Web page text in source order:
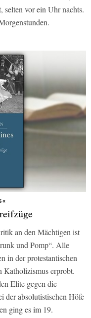
selten vor ein Uhr nachts.
an den Mächtigen ist
und Pomp“. Alle
in der protestantischen
Katholizismus erprobt.
Elite gegen die
der absolutistischen Höfe
ging es im 19.